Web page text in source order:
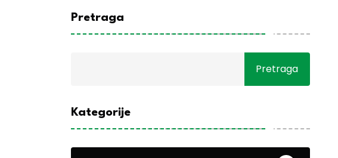
Pretraga
Pretraga
Kategorije